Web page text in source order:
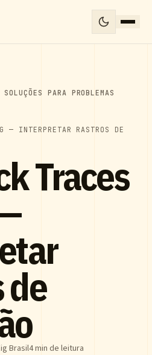
PARA PROBLEMAS
— INTERPRETAR RASTROS DE
Traces
de
Brasil4 min de leitura